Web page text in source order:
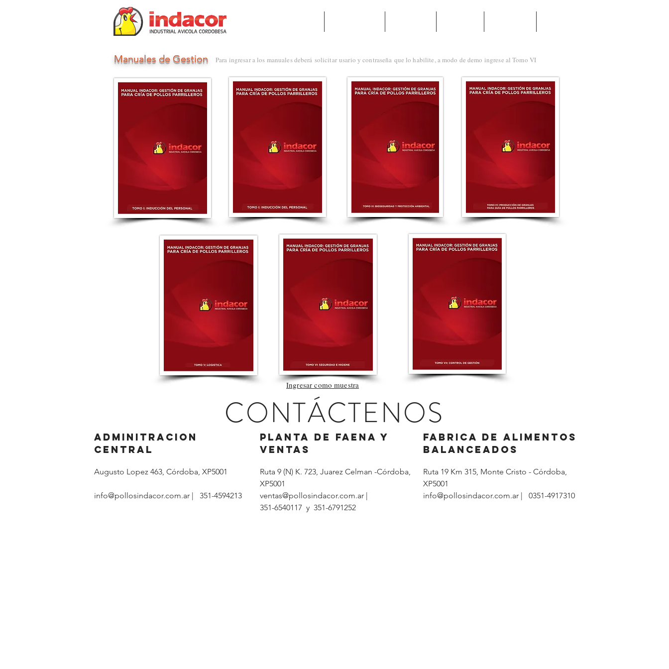
Manuales de Gestion Para ingresar a los manuales deberá solicitar usario y contraseña que lo habilite, a modo de demo ingrese al Tomo VI
Ingresar como muestra
CONTÁCTENOS
ADMINITRACION
central
Augusto Lopez 463, Córdoba, XP5001
info@pollosindacor.com.ar | 351-4594213
Planta de faena y
ventas
Fabrica de alimentos
balanceados
Ruta 9 (N) K. 723, Juarez Celman -Córdoba,
XP5001
ventas@pollosindacor.com.ar |
351-6540117 y 351-6791252
Ruta 19 Km 315, Monte Cristo - Córdoba,
XP5001
info@pollosindacor.com.ar | 0351-4917310